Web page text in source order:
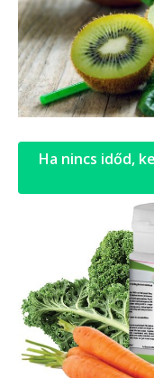
Ha nincs időd,